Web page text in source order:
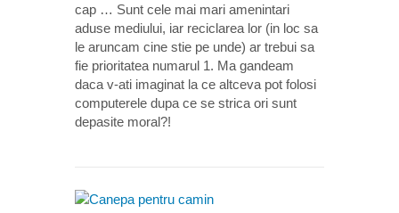
cap … Sunt cele mai mari amenintari
aduse mediului, iar reciclarea lor (in loc sa
le aruncam cine stie pe unde) ar trebui sa
fie prioritatea numarul 1. Ma gandeam
daca v-ati imaginat la ce altceva pot folosi
computerele dupa ce se strica ori sunt
depasite moral?!